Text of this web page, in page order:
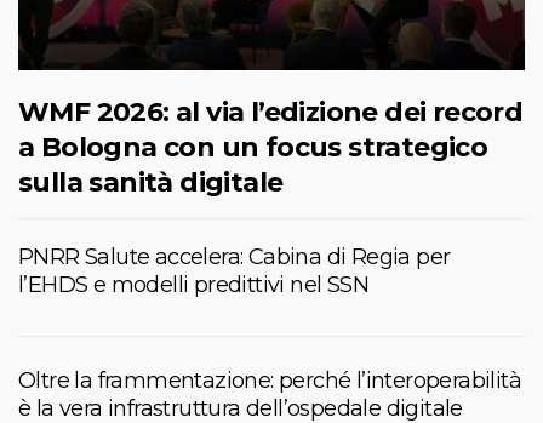
WMF 2026: al via l’edizione dei record
a Bologna con un focus strategico
sulla sanità digitale
PNRR Salute accelera: Cabina di Regia per
l’EHDS e modelli predittivi nel SSN
Oltre la frammentazione: perché l’interoperabilità
è la vera infrastruttura dell’ospedale digitale